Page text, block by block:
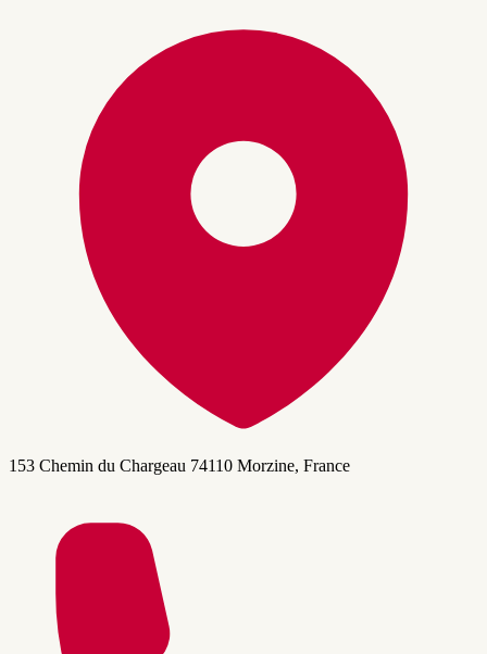
153 Chemin du Chargeau 74110 Morzine, France